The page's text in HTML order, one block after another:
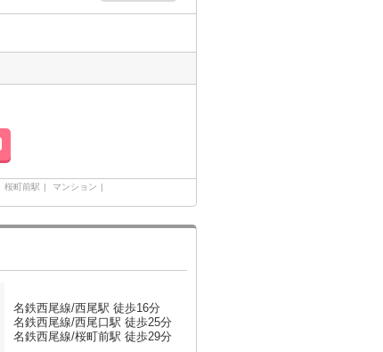
桜町前駅
マンション
名鉄西尾線/西尾駅 徒歩16分
名鉄西尾線/西尾口駅 徒歩25分
名鉄西尾線/桜町前駅 徒歩29分